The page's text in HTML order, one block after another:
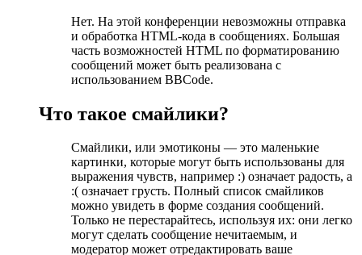
Нет. На этой конференции невозможны отправка
и обработка HTML-кода в сообщениях. Большая
часть возможностей HTML по форматированию
сообщений может быть реализована с
использованием BBCode.
Что такое смайлики?
Смайлики, или эмотиконы — это маленькие
картинки, которые могут быть использованы для
выражения чувств, например :) означает радость, а
:( означает грусть. Полный список смайликов
можно увидеть в форме создания сообщений.
Только не перестарайтесь, используя их: они легко
могут сделать сообщение нечитаемым, и
модератор может отредактировать ваше